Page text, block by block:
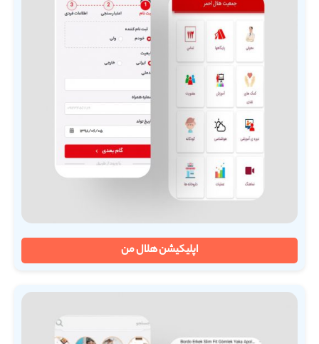
اپلیکیشن هلال من